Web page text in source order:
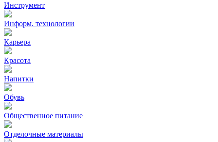
Инструмент
Информ. технологии
Карьера
Красота
Напитки
Обувь
Общественное питание
Отделочные материалы